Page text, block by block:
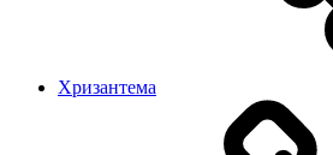
Хризантема